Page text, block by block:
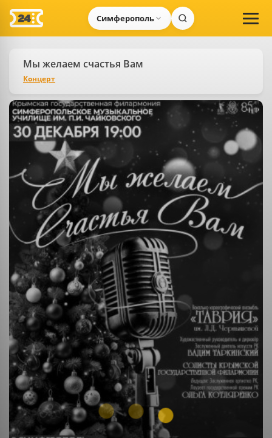
Симферополь
Мы желаем счастья Вам
Концерт